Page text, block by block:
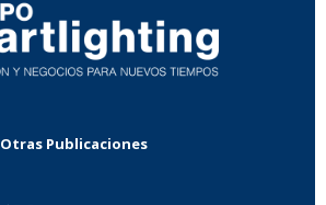
Otras Publicaciones